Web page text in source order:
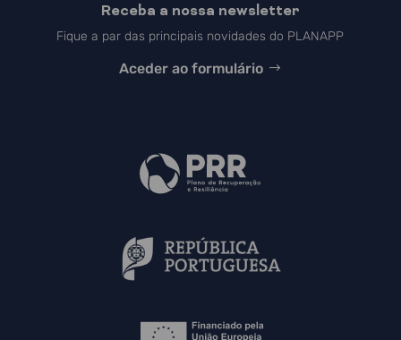
Receba a nossa newsletter
Fique a par das principais novidades do PLANAPP
Aceder ao formulário